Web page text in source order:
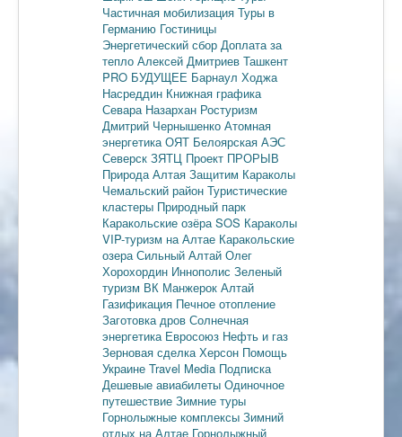
Частичная мобилизация Туры в
Германию Гостиницы
Энергетический сбор Доплата за
тепло Алексей Дмитриев Ташкент
PRO БУДУЩЕЕ Барнаул Ходжа
Насреддин Книжная графика
Севара Назархан Ростуризм
Дмитрий Чернышенко Атомная
энергетикаОЯТ Белоярская АЭС
Северск ЗЯТЦ Проект ПРОРЫВ
Природа Алтая Защитим Караколы
Чемальский район Туристические
кластеры Природный парк
Каракольские озёраSOS Караколы
VIP-туризм на Алтае Каракольские
озераСильный Алтай Олег
Хорохордин Иннополис Зеленый
туризм ВК Манжерок Алтай
Газификация Печное отопление
Заготовка дров Солнечная
энергетика Евросоюз Нефть и газ
Зерновая сделкаХерсон Помощь
Украине Travel Media Подписка
Дешевые авиабилеты Одиночное
путешествие Зимние туры
Горнолыжные комплексы Зимний
отдых на Алтае Горнолыжный